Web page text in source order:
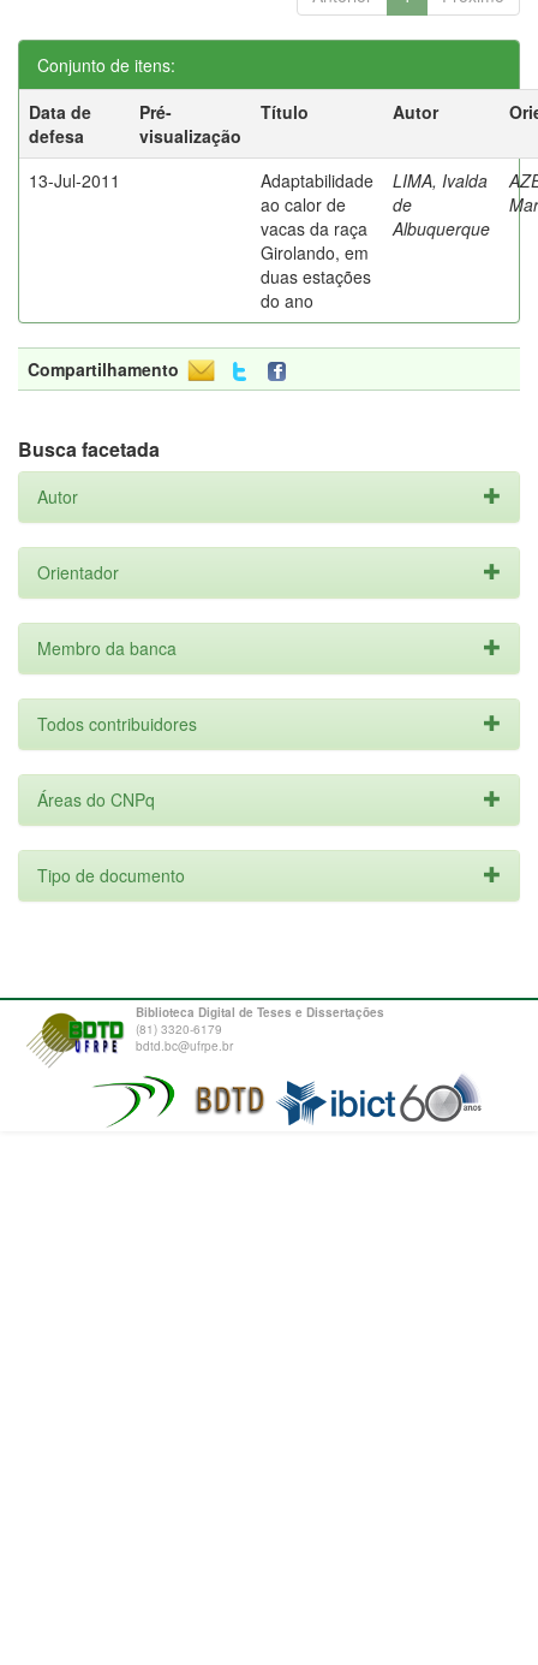
Conjunto de itens:
Data de
defesa
Pré-
visualização
Título Autor
13-Jul-2011
Adaptabilidade
ao calor de
vacas da raça
Girolando, em
duas estações
do ano
LIMA, Ivalda
de
Albuquerque
Compartilhamento
Busca facetada
Autor
Orientador
Membro da banca
Todos contribuidores
Áreas do CNPq
Tipo de documento
Biblioteca Digital de Teses e Dissertações
(81) 3320-6179
bdtd.bc@ufrpe.br